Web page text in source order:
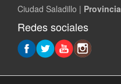
Ciudad Saladillo |
Redes sociales